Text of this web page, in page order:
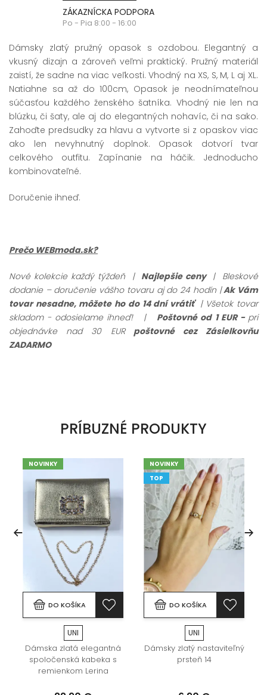
ZÁKAZNÍCKA PODPORA
Po - Pia 8:00 - 16:00
Dámsky zlatý pružný opasok s ozdobou. Elegantný a
vkusný dizajn a zároveň veľmi praktický. Pružný materiál
zaistí, že sadne na viac veľkosti. Vhodný na XS, S, M, L aj XL.
Natiahne sa až do 100cm, Opasok je neodnímateľnou
súčasťou každého ženského šatníka. Vhodný nie len na
blúzku, či šaty, ale aj do elegantných nohavíc, či na sako.
Zahoďte predsudky za hlavu a vytvorte si z opaskov viac
ako len nevyhnutný doplnok. Opasok dotvorí tvar
celkového outfitu. Zapínanie na háčik. Jednoducho
kombinovateľné.
Doručenie ihneď.
Prečo WEBmoda.sk?
Nové kolekcie každý týždeň |Najlepšie ceny | Bleskové
dodanie – doručenie vášho tovaru aj do 24 hodín |Ak Vám
tovar nesadne, môžete ho do 14 dní vrátiť | Všetok tovar
skladom - odosielame ihneď!
| Poštovné od 1 EUR - pri
objednávke nad 30 EURpoštovné cez Zásielkovňu
ZADARMO
PRÍBUZNÉ PRODUKTY
NOVINKY
DO KOŠÍKA
UNI
Dámska zlatá elegantná
spoločenská kabeka s
remienkom Lerina
NOVINKY
TOP
DO KOŠÍKA
UNI
Dámsky zlatý nastaviteľný
prsteň 14